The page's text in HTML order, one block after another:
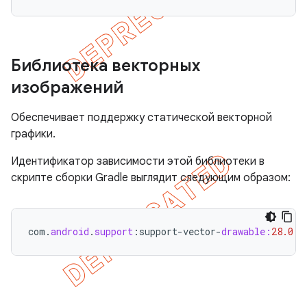
Библиотека векторных
изображений
Обеспечивает поддержку статической векторной
графики.
Идентификатор зависимости этой библиотеки в
скрипте сборки Gradle выглядит следующим образом:
com .android . support : support-vector-drawable: 28.0